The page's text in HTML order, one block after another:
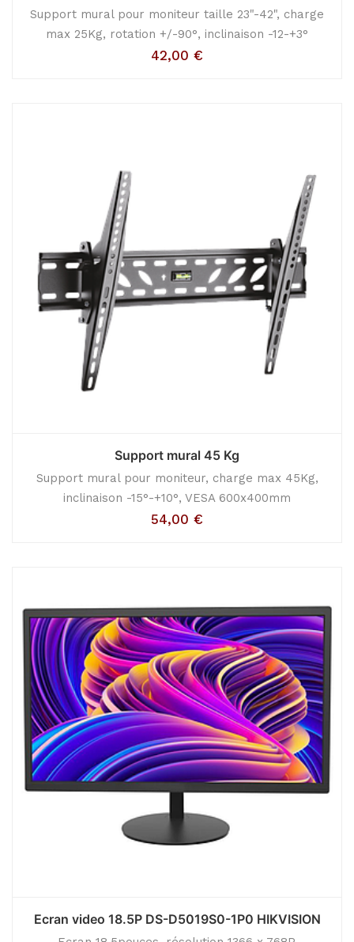
Support mural pour moniteur taille 23"-42", charge
max 25Kg, rotation +/-90°, inclinaison -12-+3°
42,00 €
Support mural 45 Kg
Support mural pour moniteur, charge max 45Kg,
inclinaison -15°-+10°, VESA 600x400mm
54,00 €
Ecran video 18.5P DS-D5019S0-1P0 HIKVISION